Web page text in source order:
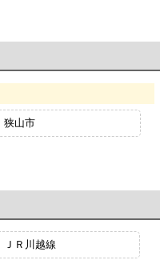
狭山市
ＪＲ川越線